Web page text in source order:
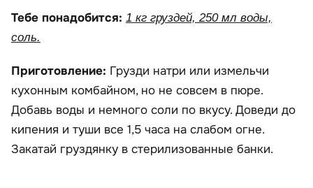
Тебе понадобится: 1 кг груздей, 250 мл воды,
соль.
Приготовление: Грузди натри или измельчи
кухонным комбайном, но не совсем в пюре.
Добавь воды и немного соли по вкусу. Доведи до
кипения и туши все 1,5 часа на слабом огне.
Закатай груздянку в стерилизованные банки.